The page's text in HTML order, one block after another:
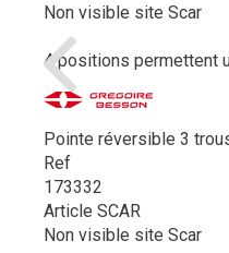
Non visible site Scar
4 positions permettent
Pointe réversible 3
Ref
173332
Article SCAR
Non visible site Scar